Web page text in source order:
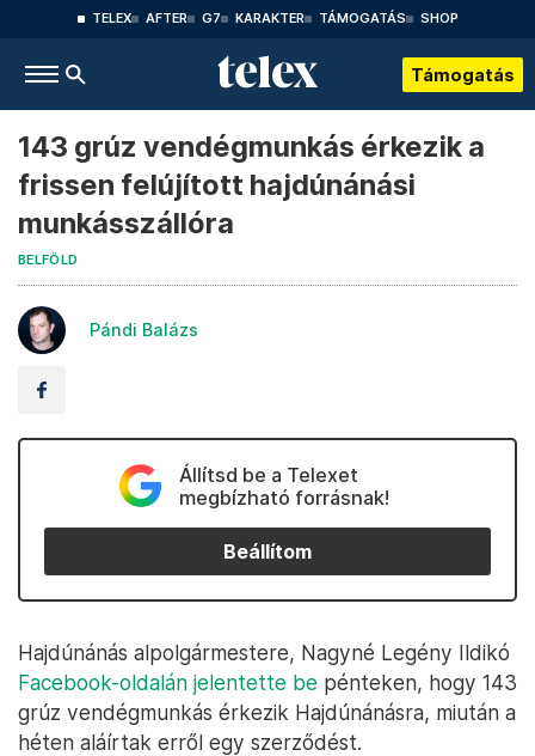
TELEX AFTER G7 KARAKTER TÁMOGATÁS SHOP
Támogatás
143 grúz vendégmunkás érkezik a
frissen felújított hajdúnánási
munkásszállóra
BELFÖLD
Pándi Balázs
Állítsd be a Telexet
megbízható forrásnak!
Beállítom
Hajdúnánás alpolgármestere, Nagyné Legény Ildikó
Facebook-oldalán jelentette be pénteken, hogy 143
grúz vendégmunkás érkezik Hajdúnánásra, miután a
héten aláírtak erről egy szerződést.